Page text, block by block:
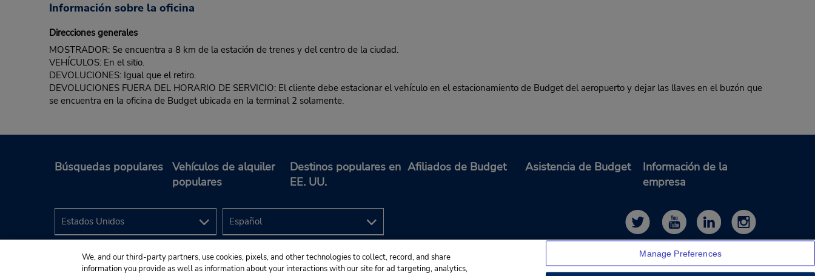
Información sobre la oficina
Direcciones generales
MOSTRADOR: Se encuentra a 8 km de la estación de trenes y del centro de la ciudad.
VEHÍCULOS: En el sitio.
DEVOLUCIONES: Igual que el retiro.
DEVOLUCIONES FUERA DEL HORARIO DE SERVICIO: El cliente debe estacionar el vehículo en el estacionamiento de Budget del aeropuerto y dejar las llaves en el buzón que
se encuentra en la oficina de Budget ubicada en la terminal 2 solamente.
Búsquedas populares
Vehículos de alquiler
populares
Destinos populares en
EE. UU.
Afiliados de Budget Asistencia de Budget
Información de la
empresa
We, and our third-party partners, use cookies, pixels, and other technologies to collect, record, and share
information you provide as well as information about your interactions with our site for ad targeting, analytics,
Manage Preferences